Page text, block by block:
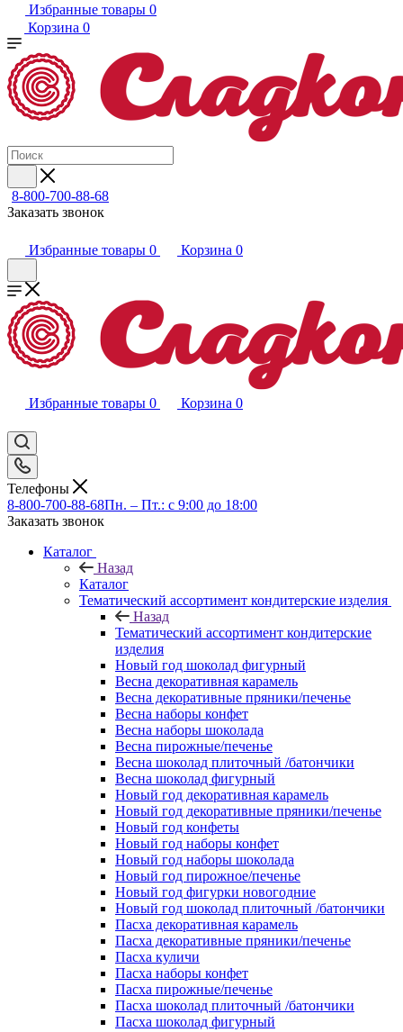
Избранные товары 0
Корзина 0
8-800-700-88-68
Заказать звонок
Избранные товары 0 Корзина 0
Избранные товары 0 Корзина 0
Телефоны
8-800-700-88-68Пн. – Пт.: с 9:00 до 18:00
Заказать звонок
Каталог
Назад
Каталог
Тематический ассортимент кондитерские изделия
Назад
Тематический ассортимент кондитерские
изделия
Новый год шоколад фигурный
Весна декоративная карамель
Весна декоративные пряники/печенье
Весна наборы конфет
Весна наборы шоколада
Весна пирожные/печенье
Весна шоколад плиточный /батончики
Весна шоколад фигурный
Новый год декоративная карамель
Новый год декоративные пряники/печенье
Новый год конфеты
Новый год наборы конфет
Новый год наборы шоколада
Новый год пирожное/печенье
Новый год фигурки новогодние
Новый год шоколад плиточный /батончики
Пасха декоративная карамель
Пасха декоративные пряники/печенье
Пасха куличи
Пасха наборы конфет
Пасха пирожные/печенье
Пасха шоколад плиточный /батончики
Пасха шоколад фигурный